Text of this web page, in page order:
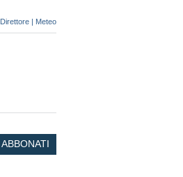
Direttore | Meteo
ABBONATI